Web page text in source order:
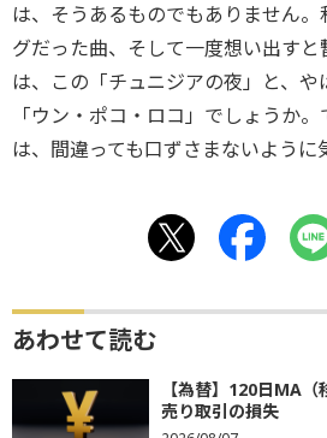
は、そうあるものでもありません
グだった曲、そして一度想い出す
は、この「チュニジアの夜」と、
「ウン・ポコ・ロコ」でしょうか
は、間違っても口ずさまないように
あわせて読む
【為替】120日MA
売り取引の損失